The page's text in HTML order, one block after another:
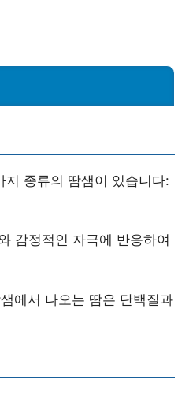
종류의 땀샘이 있습니다:
감정적인 자극에 반응하여
에서 나오는 땀은 단백질과